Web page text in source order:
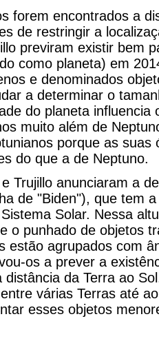
forem encontrados a
de restringir a
previram existir bem
como planeta) em
e denominados
a determinar o
do planeta influencia
muito além de
porque as suas
do que a de Neptuno.
Trujillo anunciaram a
de "Biden"), que tem
Solar. Nessa
o punhado de objetos
estão agrupados com
os a prever a
distância da Terra ao
várias Terras até
esses objetos